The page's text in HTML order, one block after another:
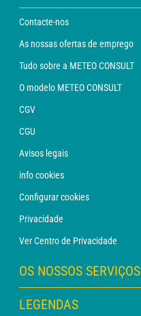
Contacte-nos
As nossas ofertas de emprego
Tudo sobre a METEO CONSULT
O modelo METEO CONSULT
CGV
CGU
Avisos legais
info cookies
Configurar cookies
Privacidade
Ver Centro de Privacidade
OS NOSSOS SERVIÇOS
Assinatura METEO Xpert
LEGENDAS